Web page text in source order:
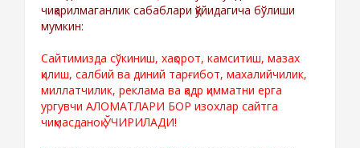
чиқарилмаганлик сабаблари қўйидагича бўлиши
мумкин:
Сайтимизда сўкиниш, хақорот, камситиш, мазах
қилиш, салбий ва диний тарғибот, махалийчилик,
миллатчилик, реклама ва қадр қимматни ерга
ургувчи АЛОМАТЛАРИ БОР изохлар сайтга
чиқмасданоқ ЎЧИРИЛАДИ!